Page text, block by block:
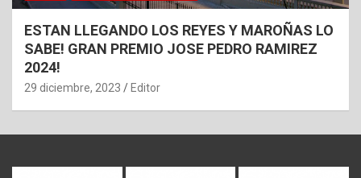
ESTAN LLEGANDO LOS REYES Y MAROÑAS LO
SABE! GRAN PREMIO JOSE PEDRO RAMIREZ
2024!
29 diciembre, 2023 Editor